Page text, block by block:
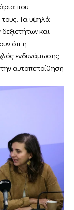
που
Τα υψηλά
και
ότι η
ενδυνάμωσης
αυτοπεποίθηση